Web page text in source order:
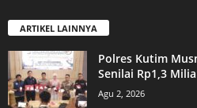
ARTIKEL LAINNYA
Polres Kutim
Senilai Rp1,3
Agu 2, 2026